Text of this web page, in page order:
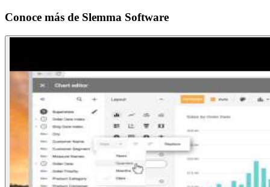
Conoce más de Slemma Software